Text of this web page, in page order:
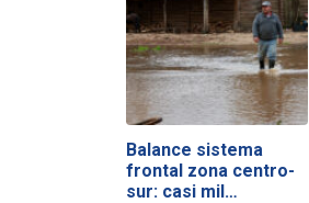
Balance sistema
frontal zona centro-
sur: casi mil…